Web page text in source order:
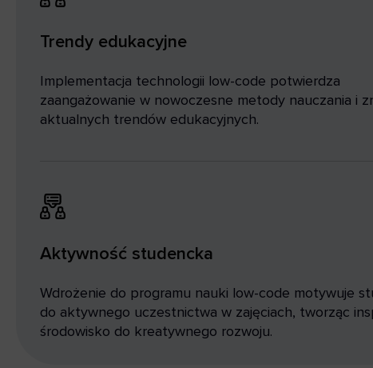
Trendy edukacyjne
Implementacja technologii low-code potwierdza
zaangażowanie w nowoczesne metody nauczania i
aktualnych trendów edukacyjnych.
Aktywność studencka
Wdrożenie do programu nauki low-code motywuje
do aktywnego uczestnictwa w zajęciach, tworząc
środowisko do kreatywnego rozwoju.